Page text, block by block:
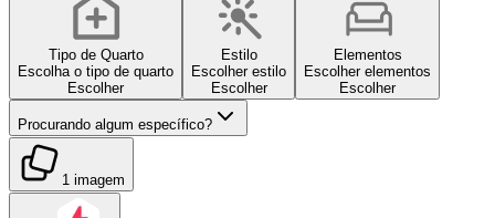
Tipo de Quarto
Escolha o tipo de quarto
Escolher
Estilo
Escolher estilo
Escolher
Elementos
Escolher elementos
Escolher
Procurando algum específico?
1 imagem